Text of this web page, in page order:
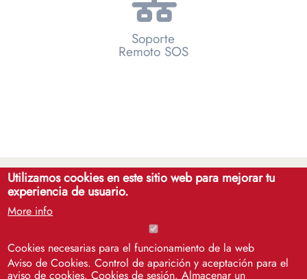
Soporte
Remoto SOS
Cinco siglos
Utilizamos cookies en este sitio web para mejorar tu
experiencia de usuario.
More info
Cookies necesarias para el funcionamiento de la web
Aviso de Cookies. Control de aparición y aceptación para el
aviso de cookies. Cookies de sesión. Almacenar un